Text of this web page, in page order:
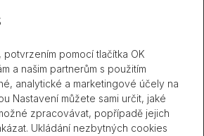
Zoner Cloud
na internetu
potvrzením pomocí tlačítka OK
a našim partnerům s použitím
analytické a marketingové účely na
Nastavení můžete sami určit, jaké
zpracovávat, popřípadě jejich
Ukládání nezbytných cookies